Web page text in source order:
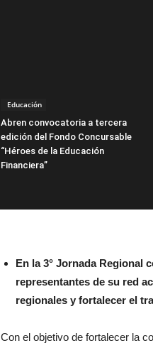
Educación
Abren convocatoria a tercera
edición del Fondo Concursable
“Héroes de la Educación
Financiera”
En la 3° Jornada Regional
representantes de su red
regionales y fortalecer el
Con el objetivo de fortalecer la